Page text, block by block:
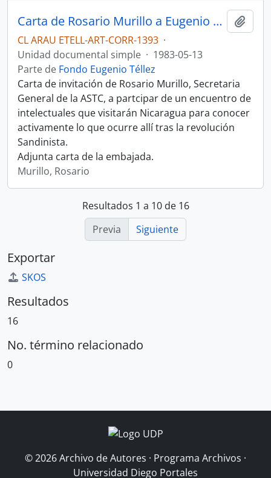
Carta de Rosario Murillo a Eugenio Téllez.
CL ARAU ETELL-ART-CORR-1393 ·
Unidad documental simple · 1983-05-13
Parte de Fondo Eugenio Téllez
Carta de invitación de Rosario Murillo, Secretaria
General de la ASTC, a partcipar de un encuentro de
intelectuales que visitarán Nicaragua para conocer
activamente lo que ocurre allí tras la revolución
Sandinista.
Adjunta carta de la embajada.
Murillo, Rosario
Resultados 1 a 10 de 16
Previa
Siguiente
Exportar
SKOS
Resultados
16
No. término relacionado
0
© 2026 Archivo de Autores · Programa Archivos ·
Universidad Diego Portales